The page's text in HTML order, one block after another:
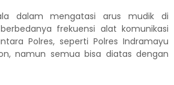
dalam mengatasi arus mudik di
frekuensi alat komunikasi
Polres, seperti Polres Indramayu
namun semua bisa diatas dengan